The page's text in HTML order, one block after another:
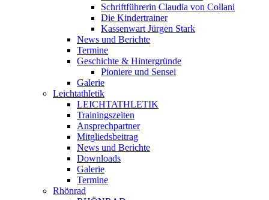
Schriftführerin Claudia von Collani
Die Kindertrainer
Kassenwart Jürgen Stark
News und Berichte
Termine
Geschichte & Hintergründe
Pioniere und Sensei
Galerie
Leichtathletik
LEICHTATHLETIK
Trainingszeiten
Ansprechpartner
Mitgliedsbeitrag
News und Berichte
Downloads
Galerie
Termine
Rhönrad